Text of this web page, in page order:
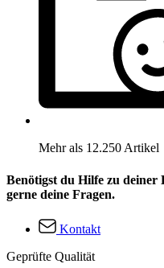
Mehr als 12.250 Artikel
Benötigst du Hilfe zu deiner
gerne deine Fragen.
Kontakt
Geprüfte Qualität